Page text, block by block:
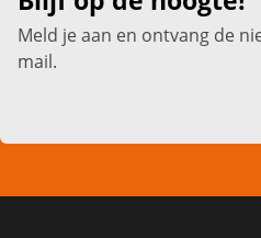
Meld je aan en ontvang de
mail.